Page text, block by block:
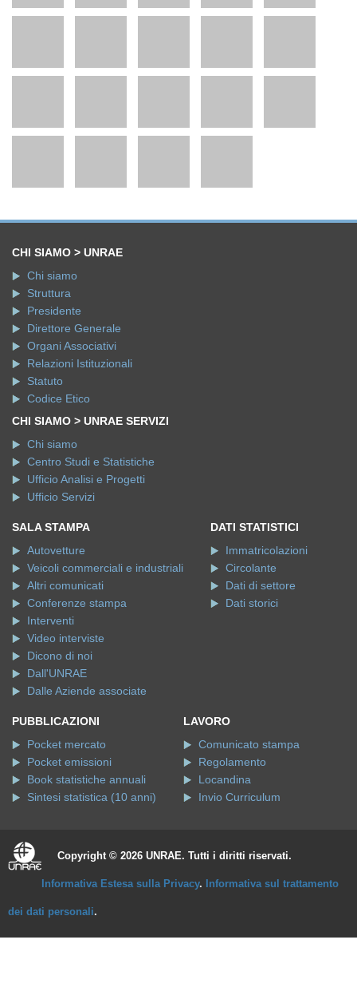
CHI SIAMO > UNRAE
Chi siamo
Struttura
Presidente
Direttore Generale
Organi Associativi
Relazioni Istituzionali
Statuto
Codice Etico
CHI SIAMO > UNRAE SERVIZI
Chi siamo
Centro Studi e Statistiche
Ufficio Analisi e Progetti
Ufficio Servizi
SALA STAMPA
Autovetture
Veicoli commerciali e industriali
Altri comunicati
Conferenze stampa
Interventi
Video interviste
Dicono di noi
Dall'UNRAE
Dalle Aziende associate
DATI STATISTICI
Immatricolazioni
Circolante
Dati di settore
Dati storici
PUBBLICAZIONI
Pocket mercato
Pocket emissioni
Book statistiche annuali
Sintesi statistica (10 anni)
LAVORO
Comunicato stampa
Regolamento
Locandina
Invio Curriculum
Copyright © 2026 UNRAE. Tutti i diritti riservati.
Informativa Estesa sulla Privacy. Informativa sul trattamento
dei dati personali.